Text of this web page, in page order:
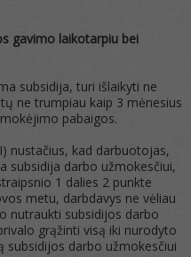
gavimo laikotarpiu bei
subsidija, turi išlaikyti ne
ne trumpiau kaip 3 mėnesius
pabaigos.
nustačius, kad darbuotojas,
subsidija darbo užmokesčiui,
1 dalies 2 punkte
metu, darbdavys ne vėliau
nutraukti subsidijos darbo
grąžinti visą iki nurodyto
darbo užmokesčiui